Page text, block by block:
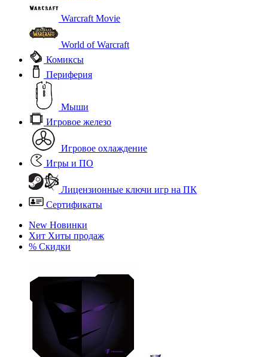
Warcraft Movie
World of Warcraft
Комиксы
Периферия
Мыши
Игровое железо
Игровое охлаждение
Игры и ПО
Лицензионные ключи игр на ПК
Сертификаты
New Новинки
Хит Хиты продаж
% Скидки